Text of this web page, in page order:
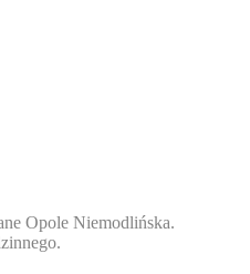
Opole Niemodlińska.